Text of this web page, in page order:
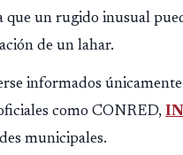
que un rugido inusual
de un lahar.
informados únicamente
como CONRED,
municipales.